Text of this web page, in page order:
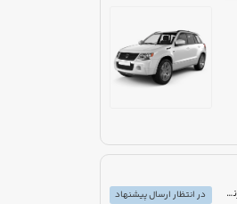
مزایده دولتی خودرو پژو 206 مدل 1390 رنگ سفید
در انتظار ارسال پیشنهاد